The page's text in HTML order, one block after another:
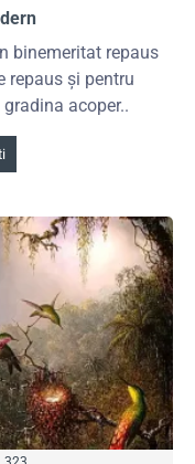
binemeritat repaus
repaus și pentru
acoper..